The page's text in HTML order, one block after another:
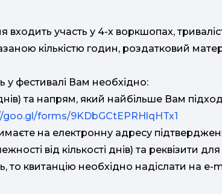
входить участь у 4-х воркшопах,
кількістю годин, роздатковий
у фестивалі Вам необхідно:
та напрям, який найбільше Вам
forms/9KDbGCtEPRHlqHTx1
на електронну адресу
від кількості днів) та реквізити
то квитанцію необхідно надіслати на e-